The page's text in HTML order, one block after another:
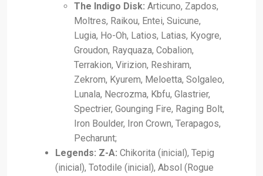
The Indigo Disk: Articuno, Zapdos,
Moltres, Raikou, Entei, Suicune,
Lugia, Ho-Oh, Latios, Latias, Kyogre,
Groudon, Rayquaza, Cobalion,
Terrakion, Virizion, Reshiram,
Zekrom, Kyurem, Meloetta, Solgaleo,
Lunala, Necrozma, Kbfu, Glastrier,
Spectrier, Gounging Fire, Raging Bolt,
Iron Boulder, Iron Crown, Terapagos,
Pecharunt;
Legends: Z-A: Chikorita (inicial), Tepig
(inicial), Totodile (inicial), Absol (Rogue